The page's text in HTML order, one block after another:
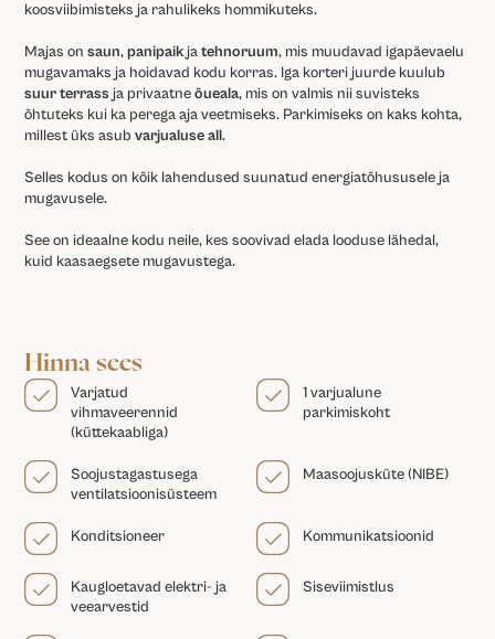
Hinna sees
Varjatud
vihmaveerennid
(küttekaabliga)
1 varjualune
parkimiskoht
Soojustagastusega
ventilatsioonisüsteem
Maasoojusküte (NIBE)
Konditsioneer Kommunikatsioonid
Kaugloetavad elektri- ja
veearvestid
Siseviimistlus
koosviibimisteks ja rahulikeks hommikuteks.
Majas onsaun,panipaik jatehnoruum, mis muudavad igapäevaelu
mugavamaks ja hoidavad kodu korras. Iga korteri juurde kuulub
suur terrass ja privaatneõueala, mis on valmis nii suvisteks
õhtuteks kui ka perega aja veetmiseks. Parkimiseks on kaks kohta,
millest üks asubvarjualuse all.
Selles kodus on kõik lahendused suunatud energiatõhususele ja
mugavusele.
See on ideaalne kodu neile, kes soovivad elada looduse lähedal,
kuid kaasaegsete mugavustega.